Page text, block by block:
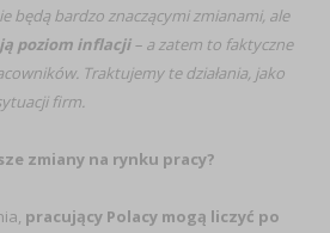
będą bardzo znaczącymi zmianami, ale
poziom inflacji– a zatem to faktyczne
Traktujemy te działania, jako
firm.
zmiany na rynku pracy?
pracujący Polacy mogą liczyć po